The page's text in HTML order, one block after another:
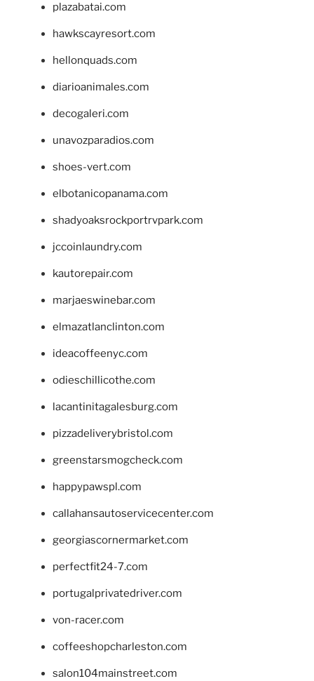
plazabatai.com
hawkscayresort.com
hellonquads.com
diarioanimales.com
decogaleri.com
unavozparadios.com
shoes-vert.com
elbotanicopanama.com
shadyoaksrockportrvpark.com
jccoinlaundry.com
kautorepair.com
marjaeswinebar.com
elmazatlanclinton.com
ideacoffeenyc.com
odieschillicothe.com
lacantinitagalesburg.com
pizzadeliverybristol.com
greenstarsmogcheck.com
happypawspl.com
callahansautoservicecenter.com
georgiascornermarket.com
perfectfit24-7.com
portugalprivatedriver.com
von-racer.com
coffeeshopcharleston.com
salon104mainstreet.com